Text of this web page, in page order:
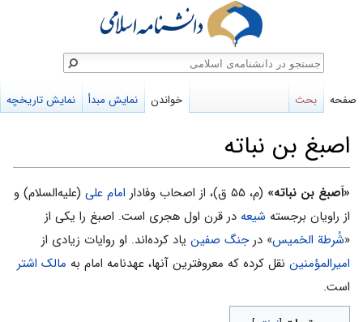
اصبغ بن نباته
پرش
به
ناوبری
پرش
به
جستجو
«اَصبغ بن نباته» (م، ۵۵ ق)، از اصحاب‌ وفادار امام‌ علی‌ (علیه‌السلام) و
از راویان برجسته شیعه در قرن اول هجری است. اصبغ‌ را یکى‌ از
«شُرطة الخمیس‌» درجنگ‌ صفین‌ یاد کرده‌اند. او روایات زیادی از
امیرالمؤمنین نقل کرده که معروفترین آنها، عهدنامه امام به مالک‌ اشتر
است‌.
صفحه بحث خواندن نمایش مبدأ نمایش تاریخچه
جستجو